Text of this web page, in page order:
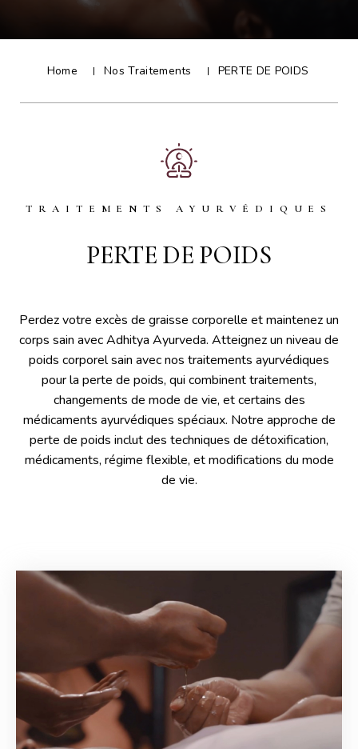
Home Nos Traitements PERTE DE POIDS
TRAITEMENTS AYURVÉDIQUES
PERTE DE POIDS
Perdez votre excès de graisse corporelle et maintenez un
corps sain avec Adhitya Ayurveda. Atteignez un niveau de
poids corporel sain avec nos traitements ayurvédiques
pour la perte de poids, qui combinent traitements,
changements de mode de vie, et certains des
médicaments ayurvédiques spéciaux. Notre approche de
perte de poids inclut des techniques de détoxification,
médicaments, régime flexible, et modifications du mode
de vie.